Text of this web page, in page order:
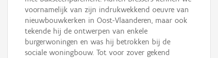
voornamelijk van zijn indrukwekkend oeuvre van
nieuwbouwkerken in Oost-Vlaanderen, maar ook
tekende hij de ontwerpen van enkele
burgerwoningen en was hij betrokken bij de
sociale woningbouw. Tot voor zover gekend